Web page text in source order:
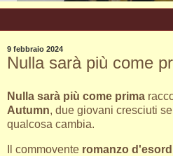
9 febbraio 2024
Nulla sarà più come
Nulla sarà più come prima
Autumn, due giovani cresciuti
qualcosa cambia.
Il commovente romanzo